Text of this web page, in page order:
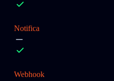
Notifica
Webhook